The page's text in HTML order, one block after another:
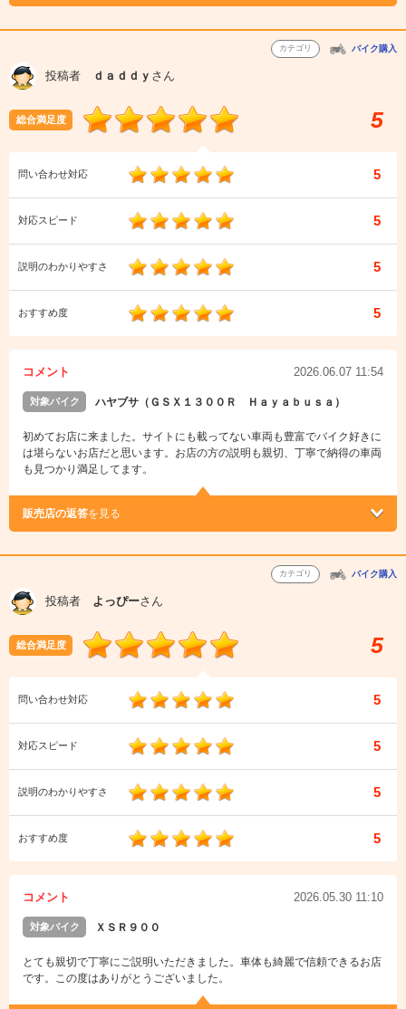
カテゴリ バイク購入
投稿者 ｄａｄｄｙ さん
総合満足度 5
問い合わせ対応 5
対応スピード 5
説明のわかりやすさ 5
おすすめ度 5
コメント 2026.06.07 11:54
対象バイク ハヤブサ（ＧＳＸ１３００Ｒ Ｈａｙａｂｕｓａ）
初めてお店に来ました。サイトにも載ってない車両も豊富でバイク好きに
は堪らないお店だと思います。お店の方の説明も親切、丁寧で納得の車両
も見つかり満足してます。
販売店の返答を見る
カテゴリ バイク購入
投稿者 よっぴーさん
総合満足度 5
問い合わせ対応 5
対応スピード 5
説明のわかりやすさ 5
おすすめ度 5
コメント 2026.05.30 11:10
対象バイク ＸＳＲ９００
とても親切で丁寧にご説明いただきました。車体も綺麗で信頼できるお店
です。この度はありがとうございました。